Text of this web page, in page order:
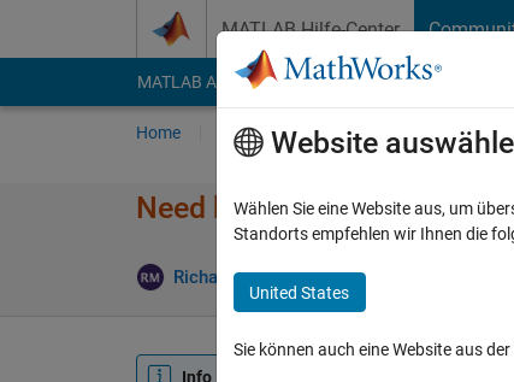
MATLAB Hilfe-Center
MATLAB Answers File Exchange Cody
Home Fragen Antworten
Need help with 1/ matrix in
Richard Morrill 18 Sep. 2019
Info
Website
Wählen Sie eine Website aus, um
Standorts empfehlen wir Ihnen die
United States
Sie können auch eine Website aus